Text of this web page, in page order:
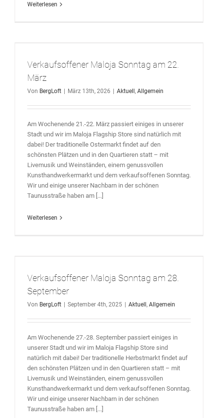
Weiterlesen
Verkaufsoffener Maloja Sonntag am 22.
März
Von BergLoft | März 13th, 2026 | Aktuell, Allgemein
Am Wochenende 21.-22. März passiert einiges in unserer
Stadt und wir im Maloja Flagship Store sind natürlich mit
dabei! Der traditionelle Ostermarkt findet auf den
schönsten Plätzen und in den Quartieren statt – mit
Livemusik und Weinständen, einem genussvollen
Kunsthandwerkermarkt und dem verkaufsoffenen Sonntag.
Wir und einige unserer Nachbarn in der schönen
Taunusstraße haben am [...]
Weiterlesen
Verkaufsoffener Maloja Sonntag am 28.
September
Von BergLoft | September 4th, 2025 | Aktuell, Allgemein
Am Wochenende 27.-28. September passiert einiges in
unserer Stadt und wir im Maloja Flagship Store sind
natürlich mit dabei! Der traditionelle Herbstmarkt findet auf
den schönsten Plätzen und in den Quartieren statt – mit
Livemusik und Weinständen, einem genussvollen
Kunsthandwerkermarkt und dem verkaufsoffenen Sonntag.
Wir und einige unserer Nachbarn in der schönen
Taunusstraße haben am [...]